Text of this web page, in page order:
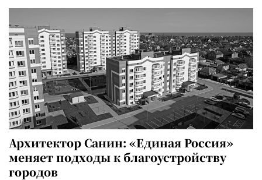
Архитектор Санин: «Единая Россия»
меняет подходы к благоустройству
городов